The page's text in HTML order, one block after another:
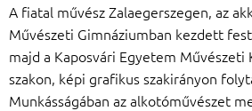
A fiatal művész Zalaegerszegen, az
Művészeti Gimnáziumban kezdett
majd a Kaposvári Egyetem Művészeti
szakon, képi grafikus szakirányon
Munkásságában az alkotóművészet